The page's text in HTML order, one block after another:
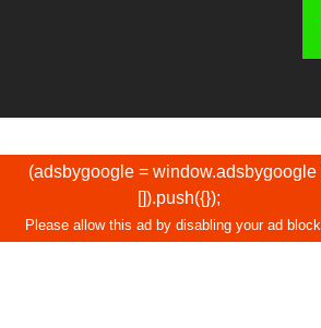
(adsbygoogle = window.adsbygoogle ||
[]).push({});